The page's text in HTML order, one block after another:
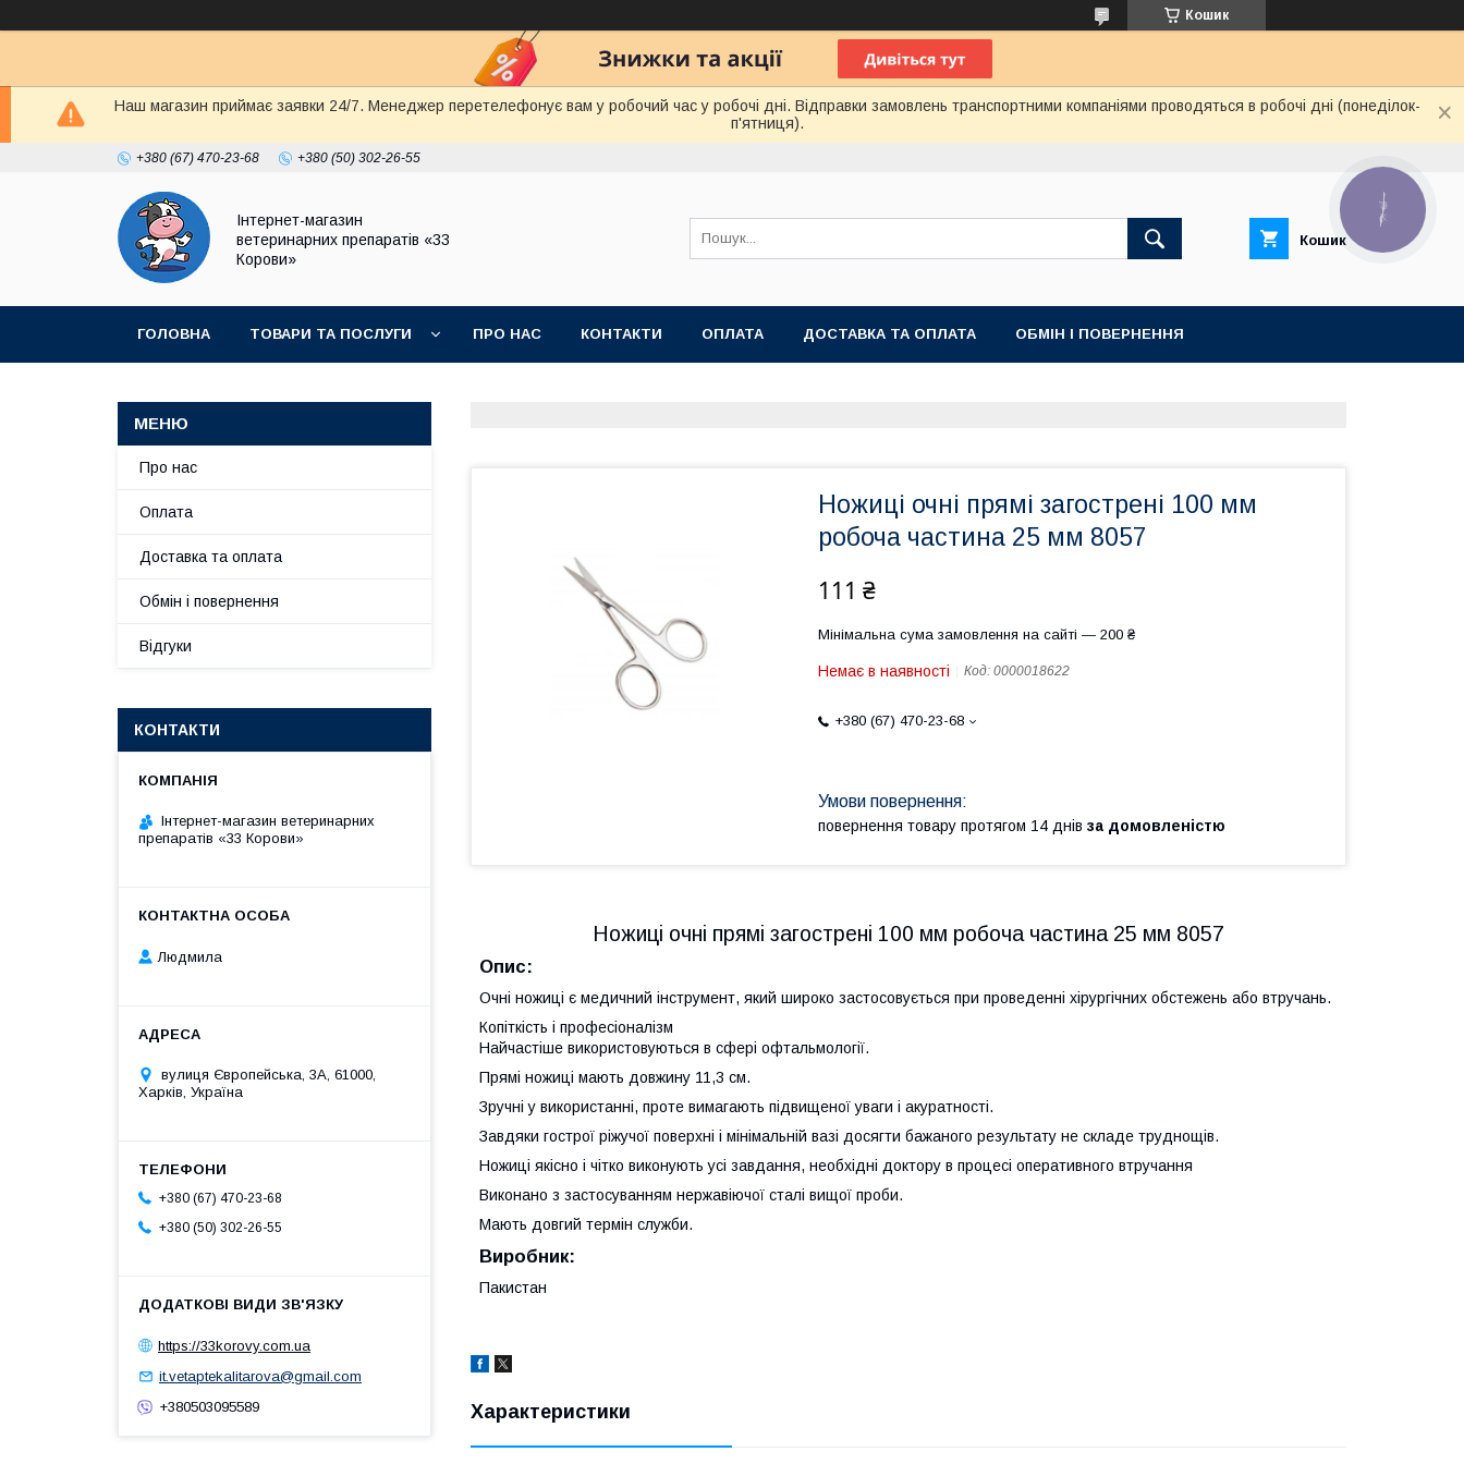
Кошик
Наш магазин приймає заявки 24/7. Менеджер перетелефонує вам у робочий час у робочі дні. Відправки замовлень транспортними компаніями проводяться в робочі дні (понеділок-
п'ятниця).
+380 (67) 470-23-68 +380 (50) 302-26-55
Інтернет-магазин
ветеринарних препаратів «33
Корови»
Кошик
ГОЛОВНА ТОВАРИ ТА ПОСЛУГИ ПРО НАС КОНТАКТИ ОПЛАТА ДОСТАВКА ТА ОПЛАТА ОБМІН І ПОВЕРНЕННЯ
Ножиці очні прямі загострені 100 мм
робоча частина 25 мм 8057
111 ₴
Мінімальна сума замовлення на сайті — 200 ₴
Немає в наявності Код: 0000018622
+380 (67) 470-23-68
повернення товару протягом 14 днів за домовленістю
Ножиці очні прямі загострені 100 мм робоча частина 25 мм 8057
Опис:
Очні ножиці є медичний інструмент, який широко застосовується при проведенні хірургічних обстежень або втручань.
Копіткість і професіоналізм
Найчастіше використовуються в сфері офтальмології.
Прямі ножиці мають довжину 11,3 см.
Зручні у використанні, проте вимагають підвищеної уваги і акуратності.
Завдяки гострої ріжучої поверхні і мінімальній вазі досягти бажаного результату не складе труднощів.
Ножиці якісно і чітко виконують усі завдання, необхідні доктору в процесі оперативного втручання
Виконано з застосуванням нержавіючої сталі вищої проби.
Мають довгий термін служби.
Виробник:
Пакистан
Характеристики
Про нас
Оплата
Доставка та оплата
Обмін і повернення
Відгуки
КОНТАКТИ
Інтернет-магазин ветеринарних
препаратів «33 Корови»
Людмила
вулиця Європейська, 3А, 61000,
Харків, Україна
+380 (67) 470-23-68
+380 (50) 302-26-55
https://33korovy.com.ua
it.vetaptekalitarova@gmail.com
+380503095589
КНОПКА
ЗВ'ЯЗКУ